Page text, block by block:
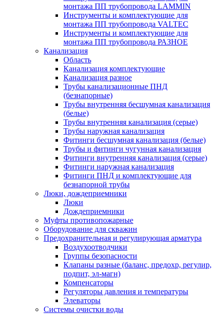
монтажа ПП трубопровода LAMMIN
Инструменты и комплектующие для
монтажа ПП трубопровода VALTEC
Инструменты и комплектующие для
монтажа ПП трубопровода РАЗНОЕ
Канализация
Область
Канализация комплектующие
Канализация разное
Трубы канализационные ПНД
(безнапорные)
Трубы внутренняя бесшумная канализация
(белые)
Трубы внутренняя канализация (серые)
Трубы наружная канализация
Фитинги бесшумная канализация (белые)
Трубы и фитинги чугунная канализация
Фитинги внутренняя канализация (серые)
Фитинги наружная канализация
Фитинги ПНД и комплектующие для
безнапорной трубы
Люки, дождеприемники
Люки
Дождеприемники
Муфты противопожарные
Оборудование для скважин
Предохранительная и регулирующая арматура
Воздухоотводчики
Группы безопасности
Клапаны разные (баланс, предохр, регулир,
подпит, эл-магн)
Компенсаторы
Регуляторы давления и температуры
Элеваторы
Системы очистки воды